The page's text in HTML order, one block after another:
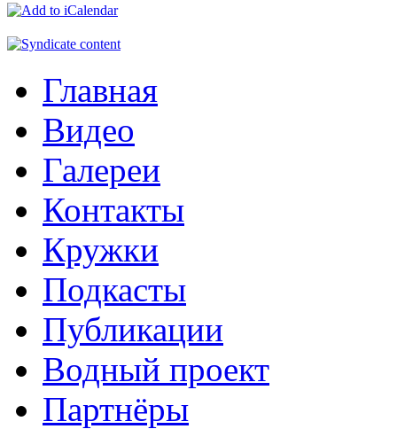
Главная
Видео
Галереи
Контакты
Кружки
Подкасты
Публикации
Водный проект
Партнёры